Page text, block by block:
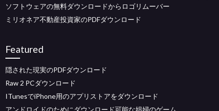
ソフトウェアの無料ダウンロードからロゴリムーバー
ミリオネア不動産投資家のPDFダウンロード
Featured
隠された現実のPDFダウンロード
Raw 2 PCダウンロード
ITunesでiPhone用のアプリストアをダウンロード
アンドロイドのためにダウンロード可能な娼婦のゲーム